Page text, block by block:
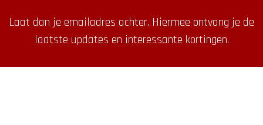
Laat dan je emailadres achter. Hiermee ontvang je de
laatste updates en interessante kortingen.